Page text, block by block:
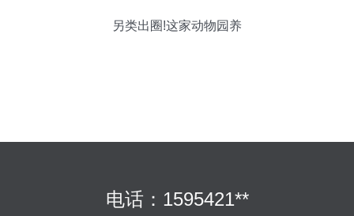
另类出圈!这家动物园养
电话：1595421**